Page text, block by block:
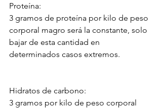
Proteína:
3 gramos de proteína por kilo de peso
corporal magro será la constante, solo
bajar de esta cantidad en
determinados casos extremos.
Hidratos de carbono:
3 gramos por kilo de peso corporal